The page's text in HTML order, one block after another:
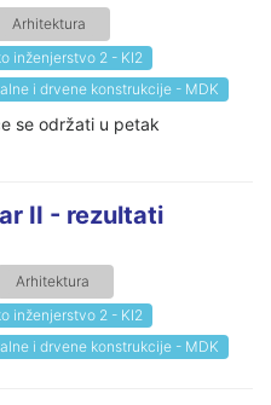
Arhitektura
inženjerstvo 2 - KI2
i drvene konstrukcije - MDK
se održati u petak
II - rezultati
Arhitektura
inženjerstvo 2 - KI2
i drvene konstrukcije - MDK